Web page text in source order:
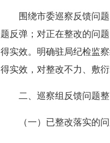
围绕市委巡察反馈问题
题反弹；对正在整改的问
得实效。明确驻局纪检监
得实效，对整改不力、敷
二、巡察组反馈问题整
（一）已整改落实的问